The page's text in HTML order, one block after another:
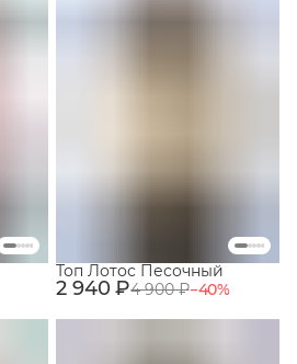
2 940 ₽4 900 ₽−40%
Топ Лотос Песочный